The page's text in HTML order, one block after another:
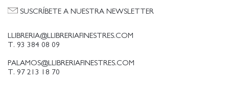
LLIBRERIA@LLIBRERIAFINESTRES.COM
T. 93 384 08 09
PALAMOS@LLIBRERIAFINESTRES.COM
T. 97 213 18 70
SUSCRÍBETE A NUESTRA NEWSLETTER